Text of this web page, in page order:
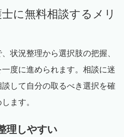
に無料相談するメリ
状況整理から選択肢の把握、
度に進められます。相談に迷
して自分の取るべき選択を確
ます。
理しやすい